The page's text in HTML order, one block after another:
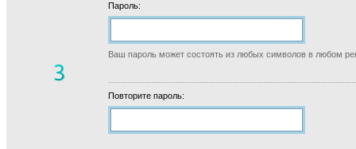
Пароль:
Ваш пароль может состоять из любых символов в любом
Повторите пароль: